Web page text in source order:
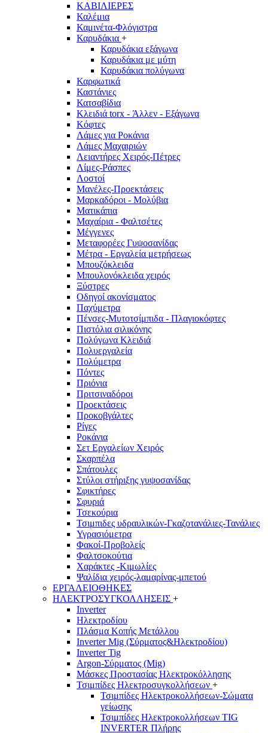
ΚΑΒΙΛΙΕΡΕΣ
Καλέμια
Καμινέτα-Φλόγιστρα
Καρυδάκια +
Καρυδάκια εξάγωνα
Καρυδάκια με μύτη
Καρυδάκια πολύγωνα
Καρφωτικά
Καστάνιες
Κατσαβίδια
Κλειδιά torx - Άλλεν - Εξάγωνα
Κόφτες
Λάμες για Ροκάνια
Λάμες Μαχαιριών
Λειαντήρες Χειρός-Πέτρες
Λίμες-Ράσπες
Λοστοί
Μανέλες-Προεκτάσεις
Μαρκαδόροι - Μολύβια
Ματικάπια
Μαχαίρια - Φαλτσέτες
Μέγγενες
Μεταφορέες Γυψοσανίδας
Μέτρα - Εργαλεία μετρήσεως
Μπουζόκλειδα
Μπουλονόκλειδα χειρός
Ξύστρες
Οδηγοί ακονίσματος
Παχύμετρα
Πένσες-Μυτοτσίμπιδα - Πλαγιοκόφτες
Πιστόλια σιλικόνης
Πολύγωνα Κλειδιά
Πολυεργαλεία
Πολύμετρα
Πόντες
Πριόνια
Πριτσιναδόροι
Προεκτάσεις
Προκοβγάλτες
Ρίγες
Ροκάνια
Σετ Εργαλείων Χειρός
Σκαρπέλα
Σπάτουλες
Στύλοι στήριξης γυψοσανίδας
Σφικτήρες
Σφυριά
Τσεκούρια
Τσιμπιδες υδραυλικών-Γκαζοτανάλιες-Τανάλιες
Υγρασιόμετρα
Φακοί-Προβολείς
Φαλτσοκούτια
Χαράκτες -Κιμωλίες
Ψαλίδια χειρός-λαμαρίνας-μπετού
ΕΡΓΑΛΕΙΟΘΗΚΕΣ
ΗΛΕΚΤΡΟΣΥΓΚΟΛΛΗΣΕΙΣ +
Inverter
Ηλεκτροδίου
Πλάσμα Κοπής Μετάλλου
Inverter Mig (Σύρματος&Ηλεκτροδίου)
Inverter Tig
Argon-Σύρματος (Mig)
Μάσκες Προστασίας Ηλεκτροκόλλησης
Τσιμπίδες Ηλεκτροσυγκολλήσεων +
Τσιμπίδες Ηλεκτροκολλήσεων-Σώματα
γείωσης
Τσιμπίδες Ηλεκτροκολλήσεων TIG
INVERTER Πλήρης